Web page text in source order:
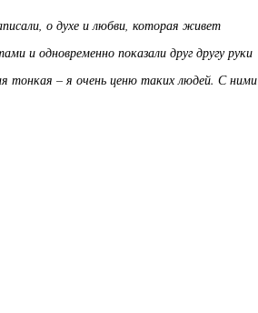
о духе и любви, которая живет
и одновременно показали друг другу руки
тонкая – я очень ценю таких людей. С ними